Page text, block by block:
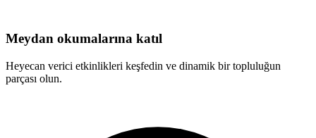
Meydan okumalarına katıl
Heyecan verici etkinlikleri keşfedin ve dinamik bir topluluğun
parçası olun.